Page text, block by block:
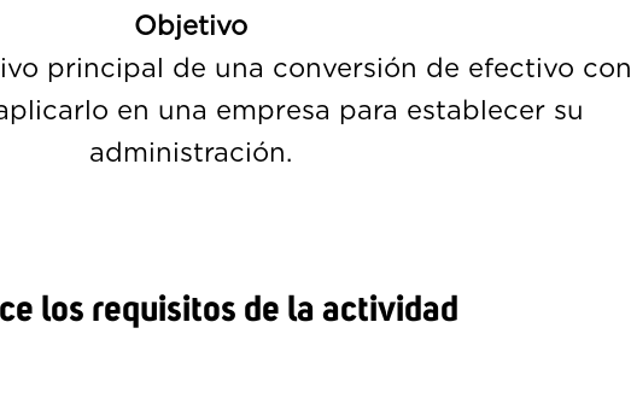
Objetivo
principal de una conversión de efectivo con
en una empresa para establecer su
administración.
los requisitos de la actividad